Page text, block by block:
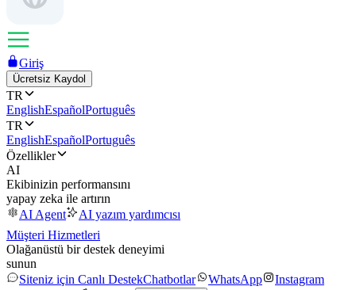
Giriş
Ücretsiz Kaydol
TR
EnglishEspañolPortuguês
TR
EnglishEspañolPortuguês
Özellikler
AI
Ekibinizin performansını
yapay zeka ile artırın
AI Agent
AI yazım yardımcısı
Müşteri Hizmetleri
Olağanüstü bir destek deneyimi
sunun
Siteniz için Canlı DestekChatbotlar WhatsApp
Instagram